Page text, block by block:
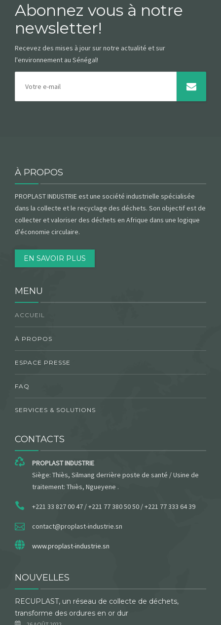
Abonnez vous à notre
newsletter!
Recevez des mises à jour sur notre actualité et sur
l'environnement au Sénégal!
À PROPOS
PROPLAST INDUSTRIE est une société industrielle spécialisée
dans la collecte et le recyclage des déchets. Son objectif est de
collecter et valoriser des déchets en Afrique dans une logique
d'économie circulaire.
EN SAVOIR PLUS
MENU
ACCUEIL
À PROPOS
ESPACE PRESSE
FAQ
SERVICES & SOLUTIONS
CONTACTS
PROPLAST INDUSTRIE
Siège: Thiès, Silmang derrière poste de santé / Usine de
traitement: Thiès, Ngueyene .
+221 33 827 00 47 / +221 77 380 50 50 / +221 77 333 64 39
contact@proplast-industrie.sn
www.proplast-industrie.sn
NOUVELLES
RECUPLAST, un réseau de collecte de déchets,
transforme des ordures en or dur